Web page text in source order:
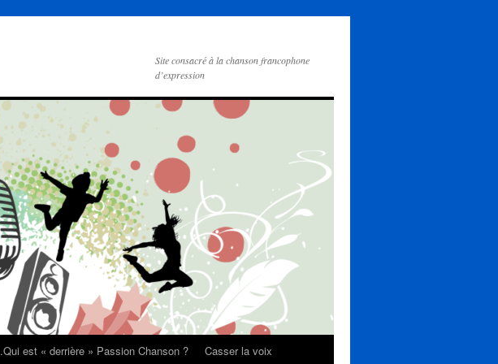
Site consacré à la chanson francophone
d’expression
.Qui est « derrière » Passion Chanson ?
Casser la voix